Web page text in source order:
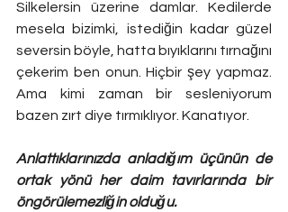
Silkelersin üzerine damlar. Kedilerde
mesela bizimki, istediğin kadar güzel
seversin böyle, hatta bıyıklarını tırnağını
çekerim ben onun. Hiçbir şey yapmaz.
Ama kimi zaman bir sesleniyorum
bazen zırt diye tırmıklıyor. Kanatıyor.
Anlattıklarınızda anladığım üçünün de
ortak yönü her daim tavırlarında bir
öngörülemezliğin olduğu.